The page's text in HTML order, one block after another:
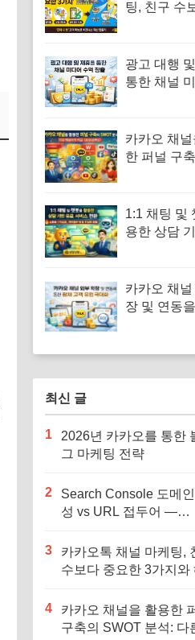
팅, 친구 수
안)
광고 대행
통한 채널
카카오 채
한 퍼널 구
최신)
1:1 채팅 및
용한 상담
카카오 채
장 및 연동
최신 글
1
2026년 카카오를 통한
그 마케팅 전략
2
Search Console 도메
성 vs URL 접두어 —
3
카카오톡 채널 마케팅,
수보다 중요한 3가지와
4
카카오 채널을 활용한
구축의 SWOT 분석: 다